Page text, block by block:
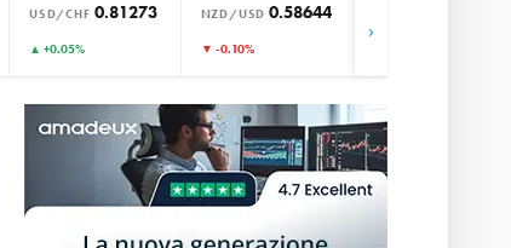
USD/CHF 0.81273
▲ +0.05%
NZD/USD 0.58644
▼ -0.10%
›